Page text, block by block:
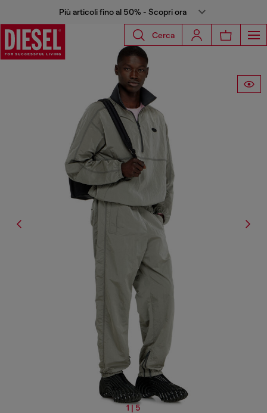
Più articoli fino al 50% - Scopri ora
Cerca
1 | 5